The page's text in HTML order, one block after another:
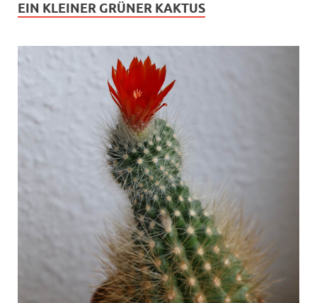
EIN KLEINER GRÜNER KAKTUS